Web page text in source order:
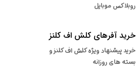
روبلاکس موبایل
خرید آفرهای کلش اف کلنز
خرید پیشنهاد ویژه کلش اف کلنز و
بسته های روزانه